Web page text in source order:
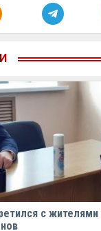
с жителями